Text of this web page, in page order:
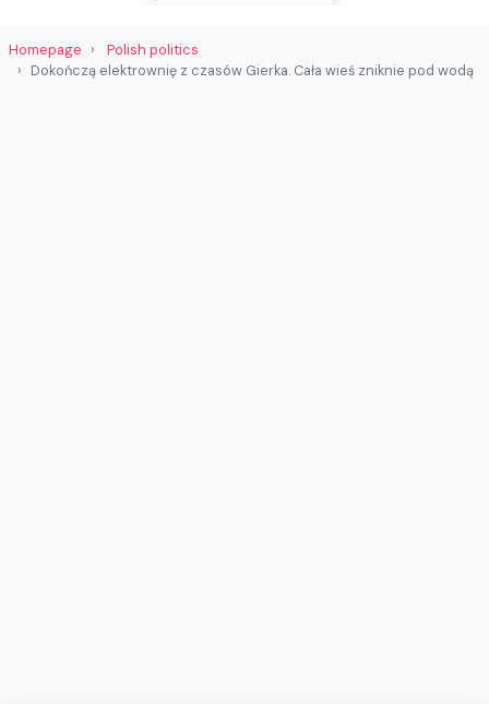
Homepage
Polish politics
Dokończą elektrownię z czasów Gierka. Cała wieś zniknie pod wodą